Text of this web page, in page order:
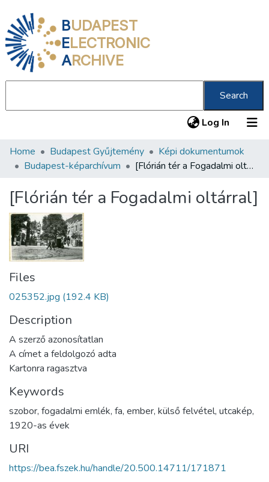
BUDAPEST
ELECTRONIC
ARCHIVE
Search
Log In (current)
Communities & Collections
Statistics
About us
Home Budapest Gyűjtemény
Képi dokumentumok
Budapest-képarchívum
[Flórián tér a Fogadalmi oltárral]
[Flórián tér a Fogadalmi oltárral]
Files
025352.jpg (192.4 KB)
Description
A szerző azonosítatlan
A címet a feldolgozó adta
Kartonra ragasztva
Keywords
szobor, fogadalmi emlék, fa, ember, külső felvétel, utcakép,
1920-as évek
URI
https://bea.fszek.hu/handle/20.500.14711/171871